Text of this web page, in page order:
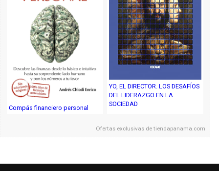
Compás financiero personal
YO, EL DIRECTOR. LOS DESAFÍOS
DEL LIDERAZGO EN LA
SOCIEDAD
Ofertas exclusivas detiendapanama.com